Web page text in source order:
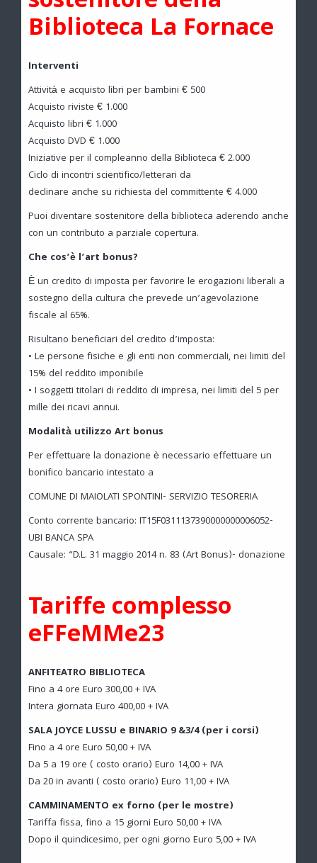
Biblioteca La Fornace
Interventi
Attività e acquisto libri per bambini € 500
Acquisto riviste € 1.000
Acquisto libri € 1.000
Acquisto DVD € 1.000
Iniziative per il compleanno della Biblioteca € 2.000
Ciclo di incontri scientifico/letterari da
declinare anche su richiesta del committente € 4.000
Puoi diventare sostenitore della biblioteca aderendo anche
con un contributo a parziale copertura.
Che cos’è l’art bonus?
È un credito di imposta per favorire le erogazioni liberali a
sostegno della cultura che prevede un’agevolazione
fiscale al 65%.
Risultano beneficiari del credito d’imposta:
• Le persone fisiche e gli enti non commerciali, nei limiti del
15% del reddito imponibile
• I soggetti titolari di reddito di impresa, nei limiti del 5 per
mille dei ricavi annui.
Modalità utilizzo Art bonus
Per effettuare la donazione è necessario effettuare un
bonifico bancario intestato a
COMUNE DI MAIOLATI SPONTINI- SERVIZIO TESORERIA
Conto corrente bancario: IT15F0311137390000000006052-
UBI BANCA SPA
Causale: “D.L. 31 maggio 2014 n. 83 (Art Bonus)- donazione
Tariffe complesso
eFFeMMe23
ANFITEATRO BIBLIOTECA
Fino a 4 ore Euro 300,00 + IVA
Intera giornata Euro 400,00 + IVA
SALA JOYCE LUSSU e BINARIO 9 &3/4 (per i corsi)
Fino a 4 ore Euro 50,00 + IVA
Da 5 a 19 ore ( costo orario) Euro 14,00 + IVA
Da 20 in avanti ( costo orario) Euro 11,00 + IVA
CAMMINAMENTO ex forno (per le mostre)
Tariffa fissa, fino a 15 giorni Euro 50,00 + IVA
Dopo il quindicesimo, per ogni giorno Euro 5,00 + IVA